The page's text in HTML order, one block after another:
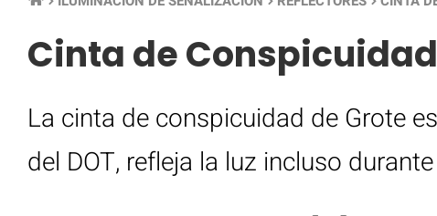
Cinta de Conspicuidad
La cinta de conspicuidad de Grote
del DOT, refleja la luz incluso